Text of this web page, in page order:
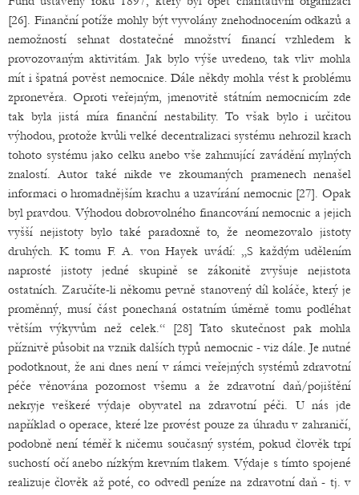
[26]. Finanční potíže mohly být vyvolány znehodnocením odkazů a
nemožností sehnat dostatečné množství financí vzhledem k
provozovaným aktivitám. Jak bylo výše uvedeno, tak vliv mohla
mít i špatná pověst nemocnice. Dále někdy mohla vést k problému
zpronevěra. Oproti veřejným, jmenovitě státním nemocnicím zde
tak byla jistá míra finanční nestability. To však bylo i určitou
výhodou, protože kvůli velké decentralizaci systému nehrozil krach
tohoto systému jako celku anebo vše zahrnující zavádění mylných
znalostí. Autor také nikde ve zkoumaných pramenech nenašel
informaci o hromadnějším krachu a uzavírání nemocnic [27]. Opak
byl pravdou. Výhodou dobrovolného financování nemocnic a jejich
vyšší nejistoty bylo také paradoxně to, že neomezovalo jistoty
druhých. K tomu F. A. von Hayek uvádí: „S každým udělením
naprosté jistoty jedné skupině se zákonitě zvyšuje nejistota
ostatních. Zaručíte-li někomu pevně stanovený díl koláče, který je
proměnný, musí část ponechaná ostatním úměrně tomu podléhat
větším výkyvům než celek.“ [28] Tato skutečnost pak mohla
příznivě působit na vznik dalších typů nemocnic - viz dále. Je nutné
podotknout, že ani dnes není v rámci veřejných systémů zdravotní
péče věnována pozornost všemu a že zdravotní daň/pojištění
nekryje veškeré výdaje obyvatel na zdravotní péči. U nás jde
například o operace, které lze provést pouze za úhradu v zahraničí,
podobně není téměř k ničemu současný systém, pokud člověk trpí
suchostí očí anebo nízkým krevním tlakem. Výdaje s tímto spojené
realizuje člověk až poté, co odvedl peníze na zdravotní daň - tj. v